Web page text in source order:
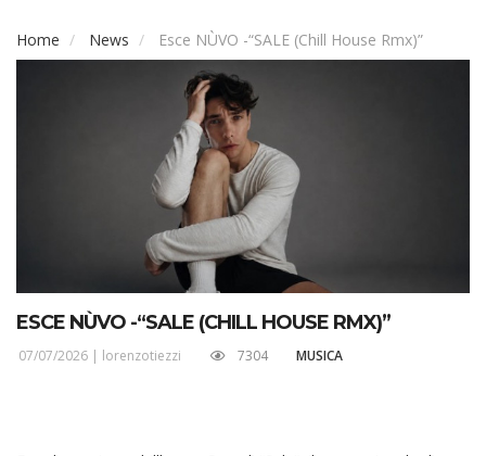
Home News Esce NÙVO -“SALE (Chill House Rmx)”
ESCE NÙVO -“SALE (CHILL HOUSE RMX)”
07/07/2026 | lorenzotiezzi 7304 MUSICA